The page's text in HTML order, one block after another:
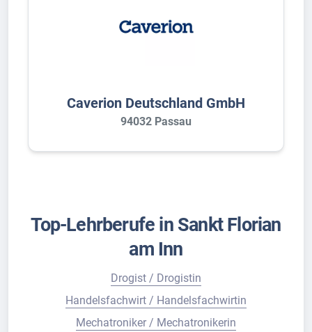
Caverion Deutschland GmbH
94032 Passau
Top-Lehrberufe in Sankt Florian
am Inn
Drogist / Drogistin
Handelsfachwirt / Handelsfachwirtin
Mechatroniker / Mechatronikerin